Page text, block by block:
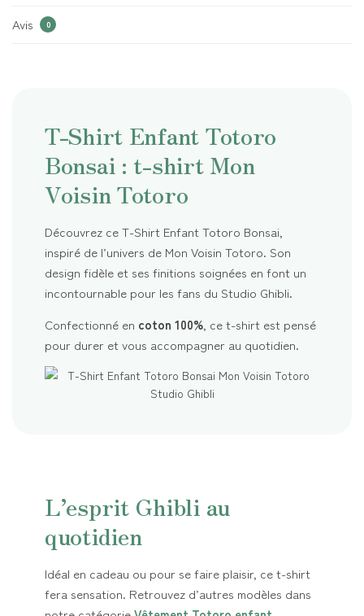
Avis 0
T-Shirt Enfant Totoro
Bonsai : t-shirt Mon
Voisin Totoro
Découvrez ce T-Shirt Enfant Totoro Bonsai,
inspiré de l’univers de Mon Voisin Totoro. Son
design fidèle et ses finitions soignées en font un
incontournable pour les fans du Studio Ghibli.
Confectionné en coton 100% , ce t-shirt est pensé
pour durer et vous accompagner au quotidien.
L’esprit Ghibli au
quotidien
Idéal en cadeau ou pour se faire plaisir, ce t-shirt
fera sensation. Retrouvez d’autres modèles dans